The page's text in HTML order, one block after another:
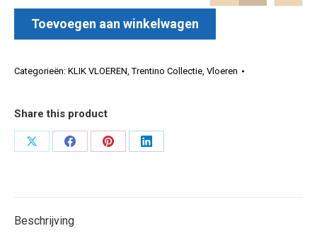
Toevoegen aan winkelwagen
Categorieën: KLIK VLOEREN,Trentino Collectie, Vloeren
Share this product
Deel
Deel
Deel
Deel
Beschrijving